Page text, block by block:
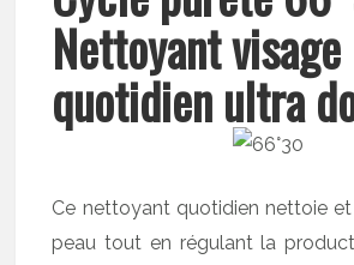
Nettoyant visage
quotidien ultra
Ce nettoyant quotidien nettoie
peau tout en régulant la